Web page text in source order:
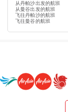
从丹帕沙出发的航班
从曼谷出发的航班
飞往丹帕沙的航班
飞往曼谷的航班